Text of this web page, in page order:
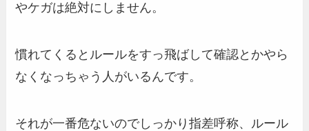
やケガは絶対にしません。
慣れてくるとルールをすっ飛ばして確認とかやら
なくなっちゃう人がいるんです。
それが一番危ないのでしっかり指差呼称、ルール